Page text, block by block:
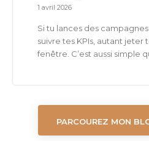
1 avril 2026
Si tu lances des
suivre tes KPIs, autant jeter
PARCOUREZ MON